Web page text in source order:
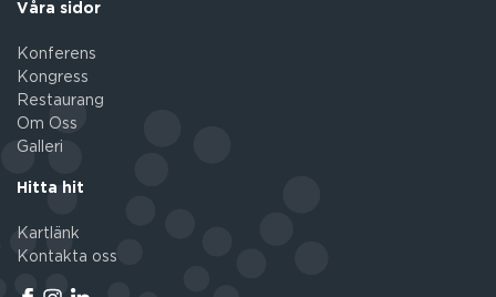
Våra sidor
Konferens
Kongress
Restaurang
Om Oss
Galleri
Hitta hit
Kartlänk
Kontakta oss